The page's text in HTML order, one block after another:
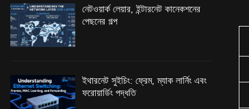
নেটওয়ার্ক লেয়ার, ইন্টারনেট কানেকশনের
পেছনের গল্প
ইথারনেট সুইচিং: ফ্রেম, ম্যাক লার্নিং এবং
ফরোয়ার্ডিং পদ্ধতি